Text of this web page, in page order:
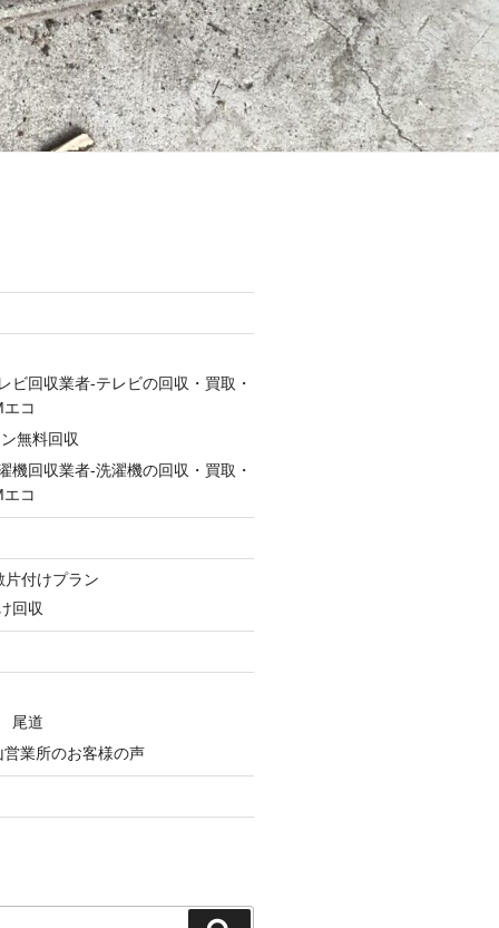
ビ回収業者-テレビの回収・買取・
コ
無料回収
機回収業者-洗濯機の回収・買取・
コ
付けプラン
回収
尾道
業所のお客様の声